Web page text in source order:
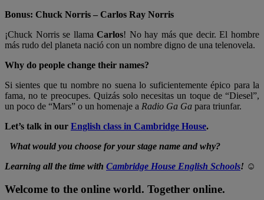
Bonus: Chuck Norris – Carlos Ray Norris
¡Chuck Norris se llamaCarlos! No hay más que decir. El hombre
más rudo del planeta nació con un nombre digno de una telenovela.
Why do people change their names?
Si sientes que tu nombre no suena lo suficientemente épico para la
fama, no te preocupes. Quizás solo necesitas un toque de “Diesel”,
un poco de “Mars” o un homenaje a Radio Ga Ga para triunfar.
Let’s talk in our English class in Cambridge House.
What would you choose for yourstage name and why?
Learning all the time with Cambridge House English Schools! ☺
Welcome to the online world. Together online.